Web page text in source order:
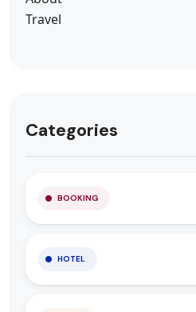
Categories
BOOKING
HOTEL